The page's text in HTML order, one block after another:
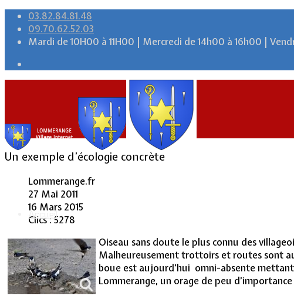
03.82.84.81.48
09.70.62.52.03
Mardi de 10H00 à 11H00 | Mercredi de 14h00 à 16h00 |
Accueil
Vie Municipale
Un exemple d’écologie concrète
Lommerange.fr
27 Mai 2011
16 Mars 2015
Clics : 5278
Oiseau sans doute le plus connu des
Malheureusement trottoirs et routes sont
boue est aujourd’hui omni-absente mettant
Lommerange, un orage de peu